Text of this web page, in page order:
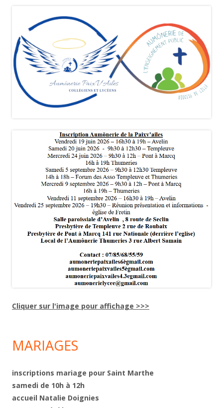
Cliquer sur l'image pour affichage >>>
MARIAGES
inscriptions mariage pour Saint Marthe
samedi de 10h à 12h
accueil Natalie Doignies